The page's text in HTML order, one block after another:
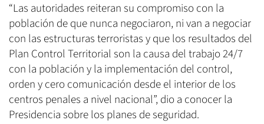
“Las autoridades reiteran su compromiso con la
población de que nunca negociaron, ni van a negociar
con las estructuras terroristas y que los resultados del
Plan Control Territorial son la causa del trabajo 24/7
con la población y la implementación del control,
orden y cero comunicación desde el interior de los
centros penales a nivel nacional”, dio a conocer la
Presidencia sobre los planes de seguridad.